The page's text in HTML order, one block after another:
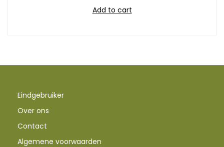
Add to cart
Eindgebruiker
Over ons
Contact
Algemene voorwaarden